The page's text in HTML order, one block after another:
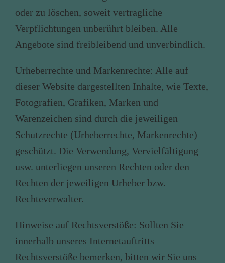
oder zu löschen, soweit vertragliche
Verpflichtungen unberührt bleiben. Alle
Angebote sind freibleibend und unverbindlich.
Urheberrechte und Markenrechte: Alle auf
dieser Website dargestellten Inhalte, wie Texte,
Fotografien, Grafiken, Marken und
Warenzeichen sind durch die jeweiligen
Schutzrechte (Urheberrechte, Markenrechte)
geschützt. Die Verwendung, Vervielfältigung
usw. unterliegen unseren Rechten oder den
Rechten der jeweiligen Urheber bzw.
Rechteverwalter.
Hinweise auf Rechtsverstöße: Sollten Sie
innerhalb unseres Internetauftritts
Rechtsverstöße bemerken, bitten wir Sie uns